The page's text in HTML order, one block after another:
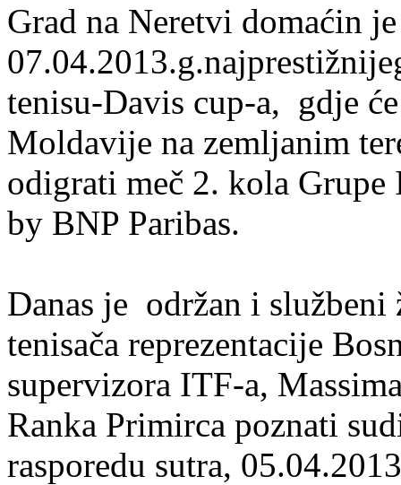
Grad na Neretvi domaćin
tenisu-Davis cup-a, gdje
Moldavije na zemljanim
odigrati meč 2. kola
by BNP Paribas.
Danas je održan i službeni
tenisača reprezentacije
supervizora ITF-a,
Ranka Primirca poznati
rasporedu sutra,